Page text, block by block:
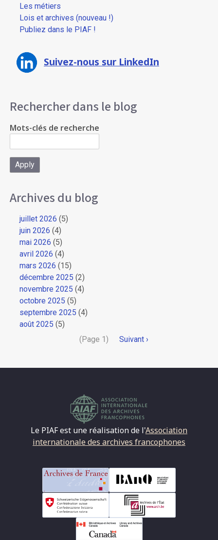
Les métiers
Lois et archives (nouveau !)
Publiez dans le PIAF !
Suivez-nous sur LinkedIn
Rechercher dans le blog
Mots-clés de recherche
Archives du blog
juillet 2026 (5)
juin 2026 (4)
mai 2026 (5)
avril 2026 (4)
mars 2026 (15)
décembre 2025 (2)
novembre 2025 (4)
octobre 2025 (5)
septembre 2025 (4)
août 2025 (5)
(Page 1)
Page
Suivant ›
Le PIAF est une réalisation de l'Association
internationale des archives francophones